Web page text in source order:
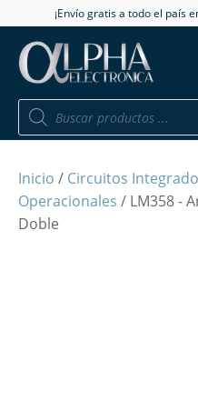
¡Envío gratis a todo el país
Búsqueda
productos
Inicio / Circuitos
Operacionales / LM358 -
Doble